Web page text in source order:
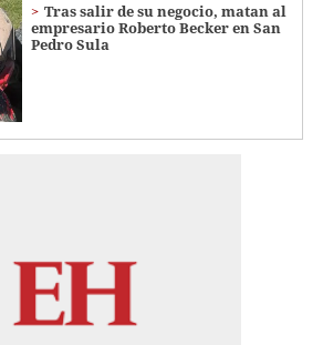
Tras salir de su negocio, matan al
empresario Roberto Becker en San
Pedro Sula